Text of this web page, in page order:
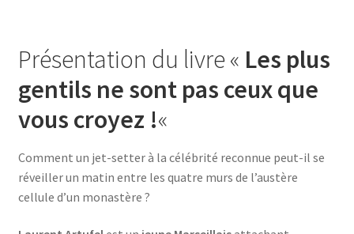
Présentation du livre « Les plus
gentils ne sont pas ceux que
vous croyez !«
Comment un jet-setter à la célébrité reconnue peut-il se
réveiller un matin entre les quatre murs de l’austère
cellule d’un monastère ?